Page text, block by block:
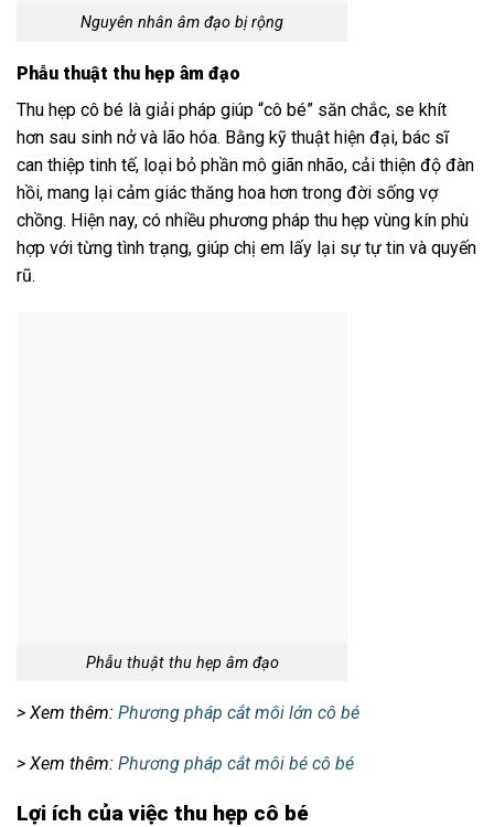
Nguyên nhân âm đạo bị rộng
Phẫu thuật thu hẹp âm đạo
Thu hẹp cô bé là giải pháp giúp “cô bé” săn chắc, se khít
hơn sau sinh nở và lão hóa. Bằng kỹ thuật hiện đại, bác sĩ
can thiệp tinh tế, loại bỏ phần mô giãn nhão, cải thiện độ đàn
hồi, mang lại cảm giác thăng hoa hơn trong đời sống vợ
chồng. Hiện nay, có nhiều phương pháp thu hẹp vùng kín phù
hợp với từng tình trạng, giúp chị em lấy lại sự tự tin và quyến
rũ.
Phẫu thuật thu hẹp âm đạo
> Xem thêm: Phương pháp cắt môi lớn cô bé
> Xem thêm: Phương pháp cắt môi bé cô bé
Lợi ích của việc thu hẹp cô bé